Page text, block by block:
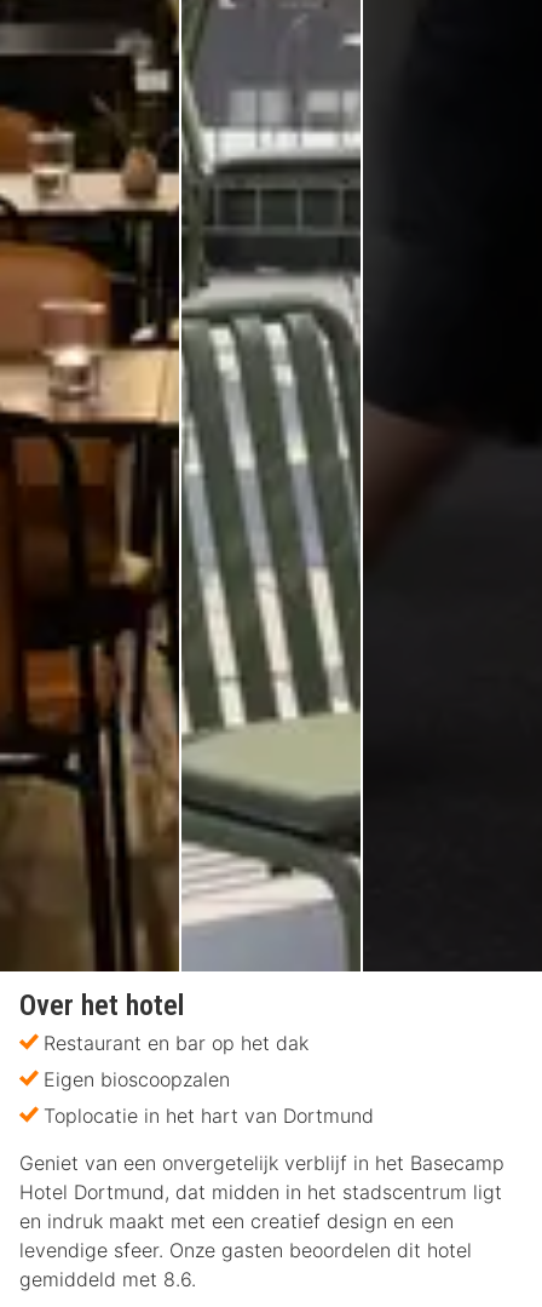
Over het hotel
Restaurant en bar op het dak
Eigen bioscoopzalen
Toplocatie in het hart van Dortmund
Geniet van een onvergetelijk verblijf in het Basecamp
Hotel Dortmund, dat midden in het stadscentrum ligt
en indruk maakt met een creatief design en een
levendige sfeer. Onze gasten beoordelen dit hotel
gemiddeld met 8.6.